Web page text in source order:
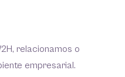
relacionamos o
empresarial.